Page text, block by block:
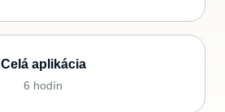
Celá aplikácia
6 hodín